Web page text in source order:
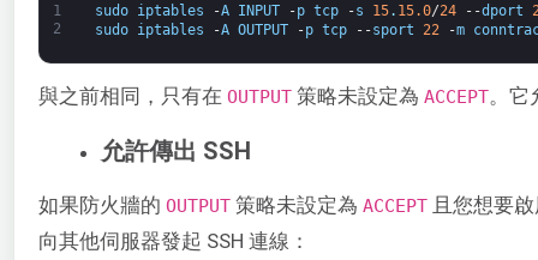
1
2
sudo iptables -A INPUT -p tcp -s 15. 15.0/24 --dport
sudo
iptables -A OUTPUT -p tcp --sport 22 -m
與之前相同，只有在 ​ OUTPUT ​ 策略未設定為 ​ACCEPT。它
允許傳出 SSH
如果防火牆的 ​OUTPUT ​ 策略未設定為 ​ ACCEPT
且您想要
向其他伺服器發起 SSH 連線：